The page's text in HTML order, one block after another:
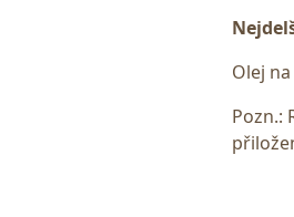
Olej
Pozn.: